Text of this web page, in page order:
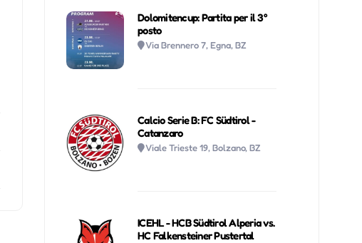
Dolomitencup: Partita per il 3°
posto
Via Brennero 7, Egna, BZ
Calcio Serie B: FC Südtirol -
Catanzaro
Viale Trieste 19, Bolzano, BZ
ICEHL - HCB Südtirol Alperia vs.
HC Falkensteiner Pustertal